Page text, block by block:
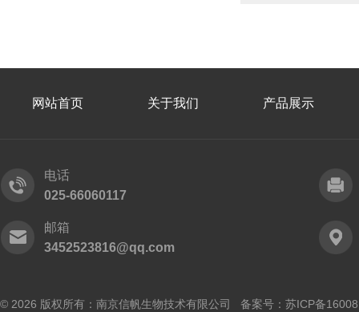
网站首页 关于我们 产品展示
电话
025-66060117
邮箱
3452523816@qq.com
© 2026 版权所有：南京信帆生物技术有限公司 备案号： 苏ICP备